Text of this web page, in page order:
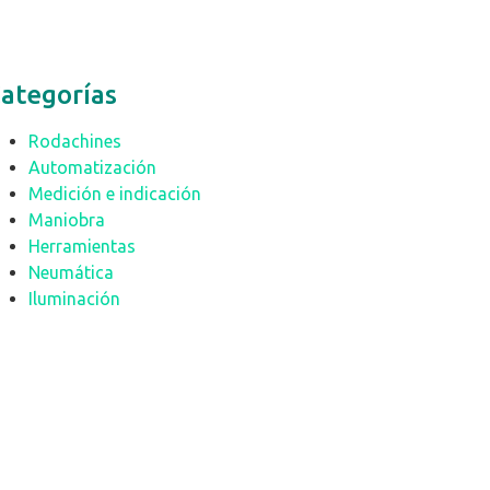
Rodachines
Automatización
Medición e indicación
Maniobra
Herramientas
Neumática
Iluminación